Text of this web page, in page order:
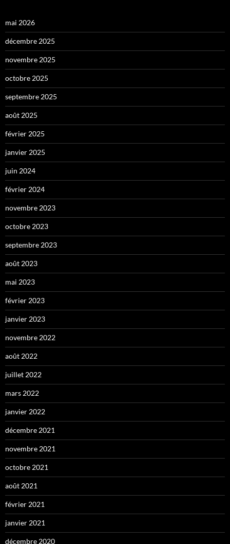
mai 2026
décembre 2025
novembre 2025
octobre 2025
septembre 2025
août 2025
février 2025
janvier 2025
juin 2024
février 2024
novembre 2023
octobre 2023
septembre 2023
août 2023
mai 2023
février 2023
janvier 2023
novembre 2022
août 2022
juillet 2022
mars 2022
janvier 2022
décembre 2021
novembre 2021
octobre 2021
août 2021
février 2021
janvier 2021
décembre 2020